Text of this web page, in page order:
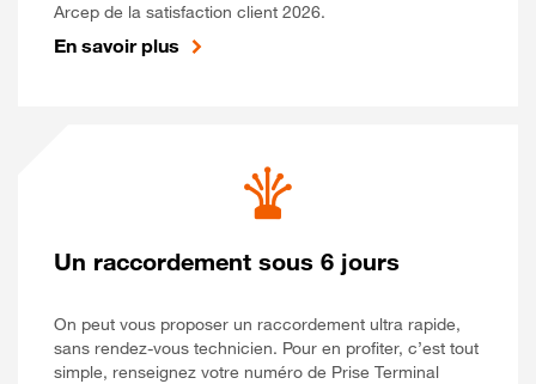
Arcep de la satisfaction client 2026.
En savoir plus
Un raccordement sous 6 jours
On peut vous proposer un raccordement ultra rapide,
sans rendez-vous technicien. Pour en profiter, c’est tout
simple, renseignez votre numéro de Prise Terminal